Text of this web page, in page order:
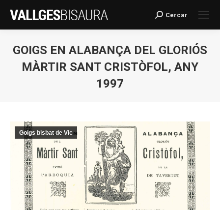
Search:
Cercar
GOIGS EN ALABANÇA DEL GLORIÓS
MÀRTIR SANT CRISTÒFOL, ANY
1997
Goigs bisbat de Vic